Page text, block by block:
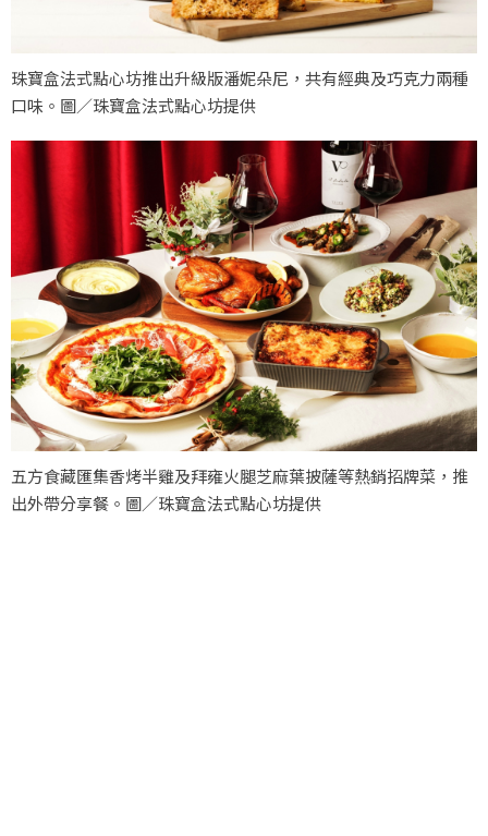
珠寶盒法式點心坊推出升級版潘妮朵尼，共有經典及巧克力兩種
口味。圖／珠寶盒法式點心坊提供
五方食藏匯集香烤半雞及拜雍火腿芝麻葉披薩等熱銷招牌菜，推
出外帶分享餐。圖／珠寶盒法式點心坊提供